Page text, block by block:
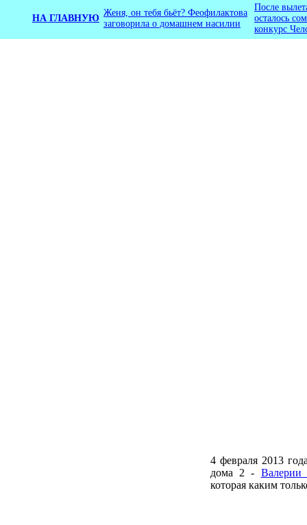
НА ГЛАВНУЮ
Женя, он тебя бьёт? Феофилактова
заговорила о домашнем насилии
После
осталось
конкурс
4 февраля 2013
дома 2 -
которая каким